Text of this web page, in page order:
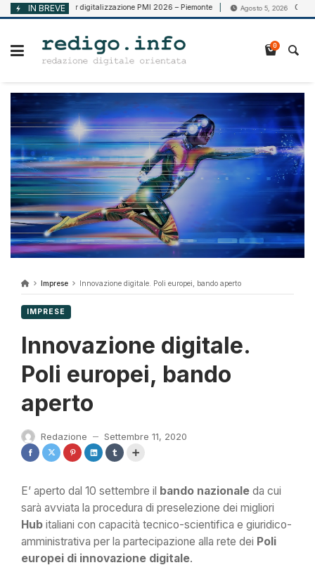
Vai
al
IN BREVE
Voucher digitalizzazione PMI 2026 – Piemonte Agosto 5, 2026 CCNL
0
Imprese Innovazione digitale. Poli europei, bando aperto
IMPRESE
Innovazione digitale.
Poli europei, bando
aperto
Redazione — Settembre 11, 2020
E’ aperto dal 10 settembre il bando nazionale da cui
sarà avviata la procedura di preselezione dei migliori
Hub italiani con capacità tecnico-scientifica e giuridico-
amministrativa per la partecipazione alla rete dei Poli
europei di innovazione digitale.